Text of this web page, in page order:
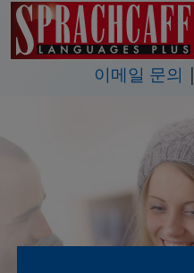
이메일 문의